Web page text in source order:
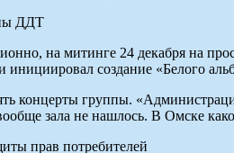
ДДТ
на митинге 24 декабря на
инициировал создание «Белого
концерты группы.
зала не нашлось. В Омске
прав потребителей